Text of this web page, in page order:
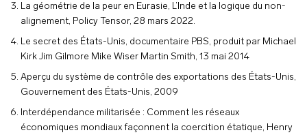
La géométrie de la peur en Eurasie, L’Inde et la logique du non-
alignement, Policy Tensor, 28 mars 2022.
Le secret des États-Unis, documentaire PBS, produit par Michael
Kirk Jim Gilmore Mike Wiser Martin Smith, 13 mai 2014
Aperçu du système de contrôle des exportations des États-Unis,
Gouvernement des États-Unis, 2009
Interdépendance militarisée : Comment les réseaux
économiques mondiaux façonnent la coercition étatique, Henry